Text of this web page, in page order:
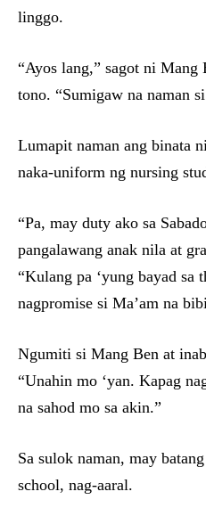
linggo.
“Ayos lang,” sagot ni Mang
tono. “Sumigaw na naman
Lumapit naman ang binata
naka-uniform ng nursing
“Pa, may duty ako sa
pangalawang anak nila at
“Kulang pa ‘yung bayad sa
nagpromise si Ma’am na
Ngumiti si Mang Ben at
“Unahin mo ‘yan. Kapag
na sahod mo sa akin.”
Sa sulok naman, may
school, nag-aaral.